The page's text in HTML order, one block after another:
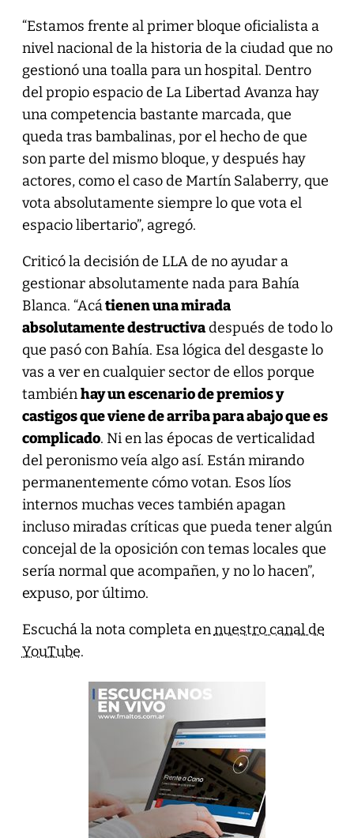
“Estamos frente al primer bloque oficialista a
nivel nacional de la historia de la ciudad que no
gestionó una toalla para un hospital. Dentro
del propio espacio de La Libertad Avanza hay
una competencia bastante marcada, que
queda tras bambalinas, por el hecho de que
son parte del mismo bloque, y después hay
actores, como el caso de Martín Salaberry, que
vota absolutamente siempre lo que vota el
espacio libertario”, agregó.
Criticó la decisión de LLA de no ayudar a
gestionar absolutamente nada para Bahía
Blanca. “Acátienen una mirada
absolutamente destructivadespués de todo lo
que pasó con Bahía. Esa lógica del desgaste lo
vas a ver en cualquier sector de ellos porque
tambiénhay un escenario de premios y
castigos que viene de arriba para abajo que es
complicado. Ni en las épocas de verticalidad
del peronismo veía algo así. Están mirando
permanentemente cómo votan. Esos líos
internos muchas veces también apagan
incluso miradas críticas que pueda tener algún
concejal de la oposición con temas locales que
sería normal que acompañen, y no lo hacen”,
expuso, por último.
Escuchá la nota completa ennuestro canal de
YouTube.